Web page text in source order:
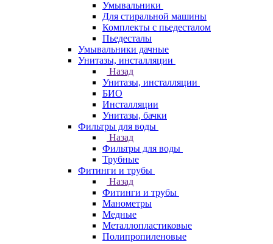
Умывальники
Для стиральной машины
Комплекты с пьедесталом
Пьедесталы
Умывальники дачные
Унитазы, инсталляции
Назад
Унитазы, инсталляции
БИО
Инсталляции
Унитазы, бачки
Фильтры для воды
Назад
Фильтры для воды
Трубные
Фитинги и трубы
Назад
Фитинги и трубы
Манометры
Медные
Металлопластиковые
Полипропиленовые